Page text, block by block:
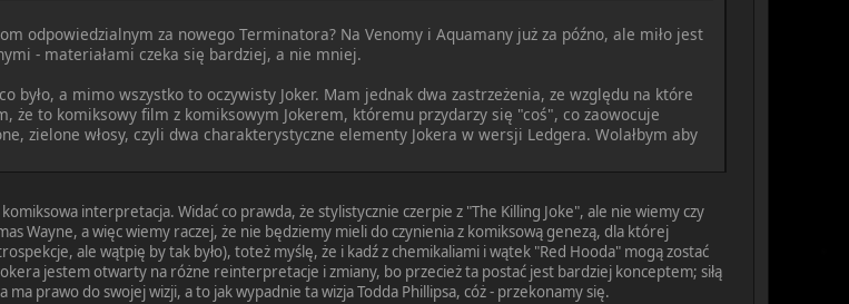
odpowiedzialnym za nowego Terminatora? Na Venomy i Aquamany już za późno, ale miło jest
- materiałami czeka się bardziej, a nie mniej.
a mimo wszystko to oczywisty Joker. Mam jednak dwa zastrzeżenia, ze względu na które
że to komiksowy film z komiksowym Jokerem, któremu przydarzy się "coś", co zaowocuje
zielone włosy, czyli dwa charakterystyczne elementy Jokera w wersji Ledgera. Wolałbym aby
interpretacja. Widać co prawda, że stylistycznie czerpie z "The Killing Joke", ale nie wiemy czy
Wayne, a więc wiemy raczej, że nie będziemy mieli do czynienia z komiksową genezą, dla której
ale wątpię by tak było), toteż myślę, że i kadź z chemikaliami i wątek "Red Hooda" mogą zostać
jestem otwarty na różne reinterpretacje i zmiany, bo przecież ta postać jest bardziej konceptem; siłą
prawo do swojej wizji, a to jak wypadnie ta wizja Todda Phillipsa, cóż - przekonamy się.